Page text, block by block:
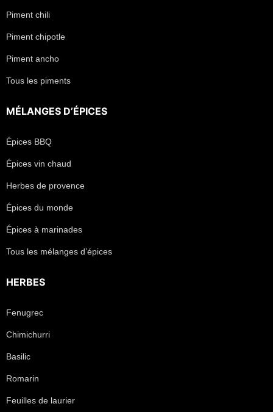
Piment chili
Piment chipotle
Piment ancho
Tous les piments
MÉLANGES D’ÉPICES
Épices BBQ
Épices vin chaud
Herbes de provence
Épices du monde
Épices à marinades
Tous les mélanges d’épices
HERBES
Fenugrec
Chimichurri
Basilic
Romarin
Feuilles de laurier